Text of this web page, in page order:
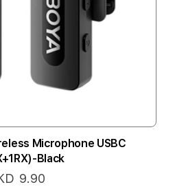
Microphone USBC
Black
9.90